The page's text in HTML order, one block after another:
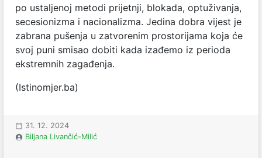
po ustaljenoj metodi prijetnji, blokada, optuživanja,
secesionizma i nacionalizma. Jedina dobra vijest je
zabrana pušenja u zatvorenim prostorijama koja će
svoj puni smisao dobiti kada izađemo iz perioda
ekstremnih zagađenja.
(Istinomjer.ba)
31. 12. 2024
Biljana Livančić-Milić